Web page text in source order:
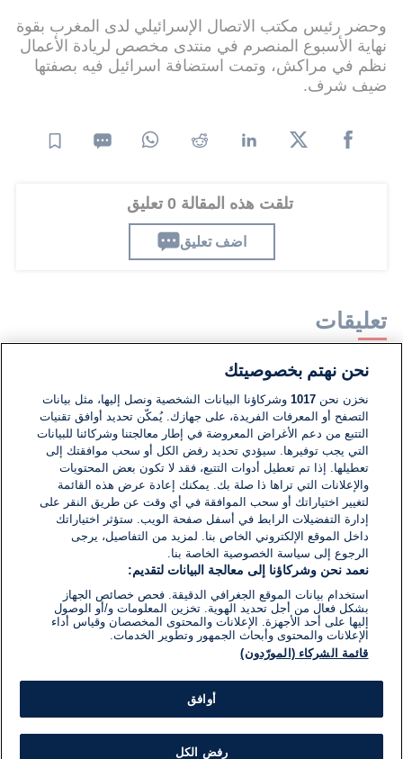
وحضر رئيس مكتب الاتصال الإسرائيلي لدى المغرب بقوة
نهاية الأسبوع المنصرم في منتدى مخصص لريادة الأعمال
نظم في مراكش، وتمت استضافة اسرائيل فيه بصفتها
ضيف شرف.
تلقت هذه المقالة 0 تعليق
اضف تعليق
تعليقات
لا توجد تعليقات مكتوبة حتى الآن. كن الأول!
اكتب تعليقًا جديدًا ...
نحن نهتم بخصوصيتك
نخزن نحن1017 وشركاؤنا البيانات الشخصية ونصل إليها، مثل بيانات
التصفح أو المعرفات الفريدة، على جهازك. يُمكّن تحديد أوافق تقنيات
التتبع من دعم الأغراض المعروضة في إطار معالجتنا وشركائنا للبيانات
التي يجب توفيرها. سيؤدي تحديد رفض الكل أو سحب موافقتك إلى
تعطيلها. إذا تم تعطيل أدوات التتبع، فقد لا تكون بعض المحتويات
والإعلانات التي تراها ذا صلة بك. يمكنك إعادة عرض هذه القائمة
لتغيير اختياراتك أو سحب الموافقة في أي وقت عن طريق النقر على
إدارة التفضيلات الرابط في أسفل صفحة الويب. ستؤثر اختياراتك
داخل الموقع الإلكتروني الخاص بنا. لمزيد من التفاصيل، يرجى
الرجوع إلى سياسة الخصوصية الخاصة بنا.
نعمد نحن وشركاؤنا إلى معالجة البيانات لتقديم:
استخدام بيانات الموقع الجغرافي الدقيقة. فحص خصائص الجهاز
بشكل فعال من أجل تحديد الهوية. تخزين المعلومات و/أو الوصول
إليها على أحد الأجهزة. الإعلانات والمحتوى المخصصان وقياس أداء
الإعلانات والمحتوى وأبحاث الجمهور وتطوير الخدمات.
قائمة الشركاء (المورّدون)
أوافق
رفض الكل